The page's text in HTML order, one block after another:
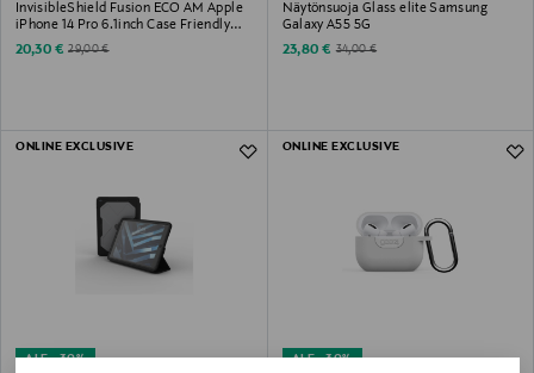
InvisibleShield Fusion ECO AM Apple
iPhone 14 Pro 6.1inch Case Friendly
Screen FG
Discounted Price
20,30 € Original Price
29,00 €
Näytönsuoja Glass elite Samsung
Galaxy A55 5G
Discounted Price
23,80 € Original Price
34,00 €
ALE –30%
ONLINE EXCLUSIVE
ALE –30%
ONLINE EXCLUSIVE